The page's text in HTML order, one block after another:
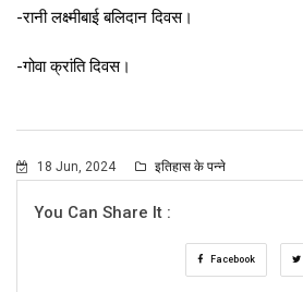
-रानी लक्ष्मीबाई बलिदान दिवस।
-गोवा क्रांति दिवस।
18 Jun, 2024 इतिहास के पन्ने
You Can Share It :
Facebook